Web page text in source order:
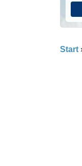
Start